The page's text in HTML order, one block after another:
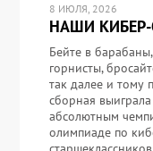
8 ИЮЛЯ, 2026
НАШИ
Бейте в
горнисты,
так далее и тому
сборная
абсолютным
олимпиаде по